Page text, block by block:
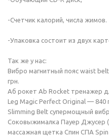
-Счетчик калорий, числа жимов.
-Упаковка состоит из двух
Так же у нас:
Вибро магнитный пояс waist
грн.
Аб рокет Ab Rocket тренажер
Leg Magic Perfect Original — 840
Slimming Belt супермощный
Соковыжималка Пауер Джусер
массажная щетка Спин СПА Spin